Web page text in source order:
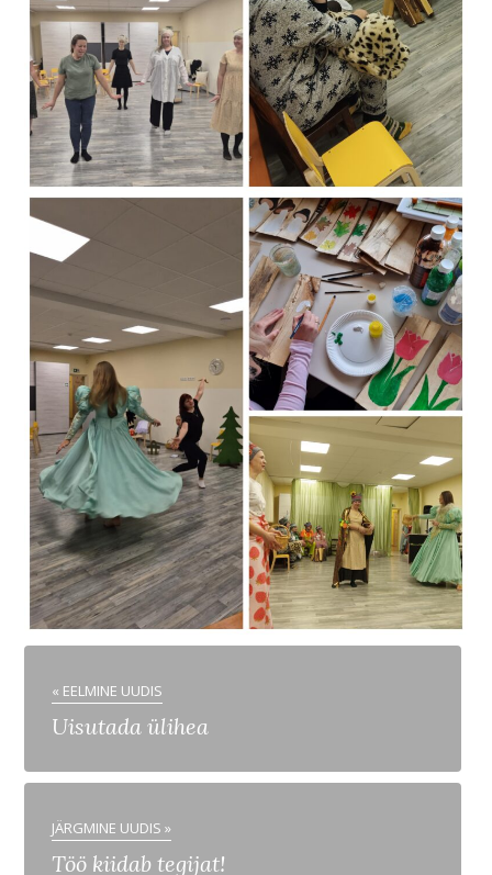
« EELMINE UUDIS
Uisutada ülihea
JÄRGMINE UUDIS »
Töö kiidab tegijat!